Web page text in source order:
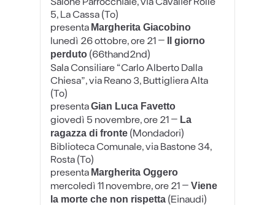
5, La Cassa (To)
presenta Margherita Giacobino
lunedì 26 ottobre, ore 21– Il giorno
perduto(66thand2nd)
Sala Consiliare “Carlo Alberto Dalla
Chiesa”, via Reano 3, Buttigliera Alta
(To)
presentaGian Luca Favetto
giovedì 5 novembre, ore 21– La
ragazza di fronte(Mondadori)
Biblioteca Comunale, via Bastone 34,
Rosta (To)
presenta Margherita Oggero
mercoledì 11 novembre, ore 21– Viene
la morte che non rispetta(Einaudi)